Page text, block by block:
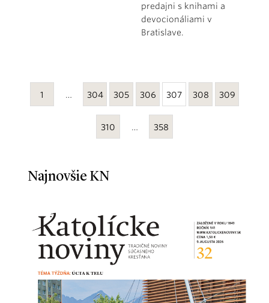
predajni s knihami a
devocionáliami v
Bratislave.
1 … 304 305 306 307 308 309
310 … 358
Najnovšie KN